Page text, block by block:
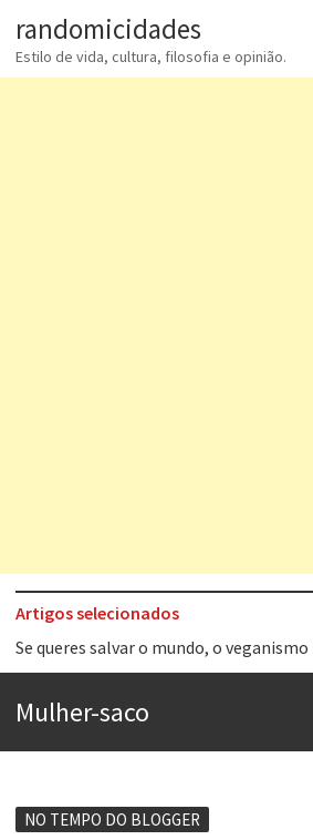
randomicidades
Estilo de vida, cultura, filosofia e opinião.
Artigos selecionados
Tem que filmar isso daí
Esse tal de Rock Gaúcho
Mulher-saco
NO TEMPO DO BLOGGER